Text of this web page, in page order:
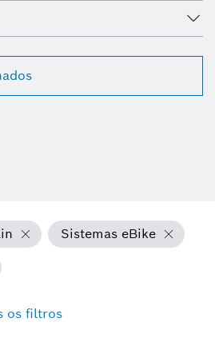
Sistemas eBike
os filtros